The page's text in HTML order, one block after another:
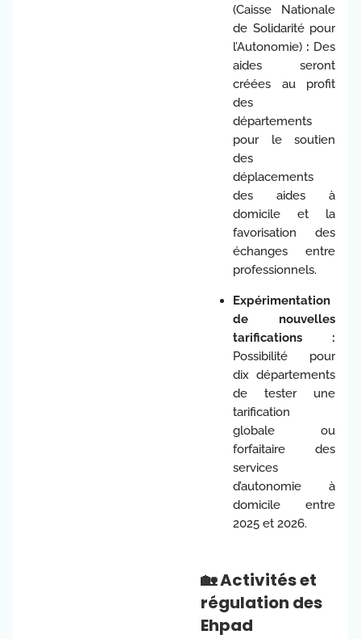
(Caisse Nationale
de Solidarité pour
l’Autonomie) : Des
aides seront
créées au profit
des
départements
pour le soutien
des
déplacements
des aides à
domicile et la
favorisation des
échanges entre
professionnels.
Expérimentation
de nouvelles
tarifications :
Possibilité pour
dix départements
de tester une
tarification
globale ou
forfaitaire des
services
d’autonomie à
domicile entre
2025 et 2026.
🏡 Activités et
régulation des
Ehpad